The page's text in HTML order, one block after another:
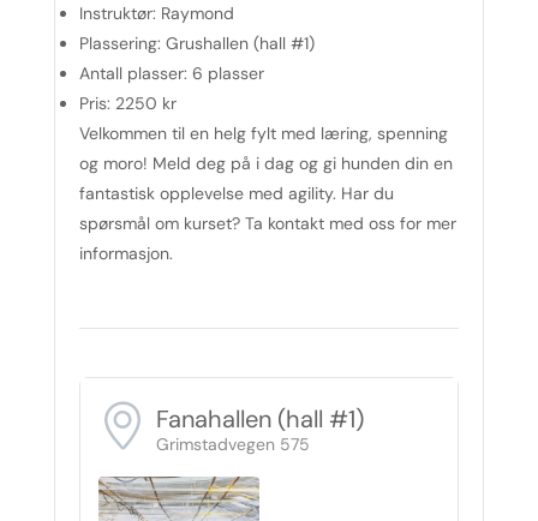
Instruktør: Raymond
Plassering: Grushallen (hall #1)
Antall plasser: 6 plasser
Pris: 2250 kr
Velkommen til en helg fylt med læring, spenning
og moro! Meld deg på i dag og gi hunden din en
fantastisk opplevelse med agility. Har du
spørsmål om kurset? Ta kontakt med oss for mer
informasjon.
Fanahallen (hall #1)
Grimstadvegen 575